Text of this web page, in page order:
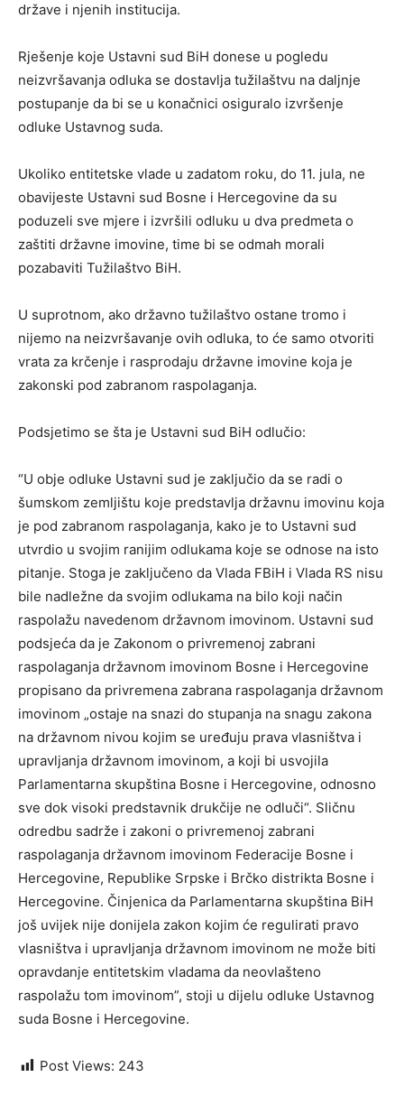
države i njenih institucija.
Rješenje koje Ustavni sud BiH donese u pogledu
neizvršavanja odluka se dostavlja tužilaštvu na daljnje
postupanje da bi se u konačnici osiguralo izvršenje
odluke Ustavnog suda.
Ukoliko entitetske vlade u zadatom roku, do 11. jula, ne
obavijeste Ustavni sud Bosne i Hercegovine da su
poduzeli sve mjere i izvršili odluku u dva predmeta o
zaštiti državne imovine, time bi se odmah morali
pozabaviti Tužilaštvo BiH.
U suprotnom, ako državno tužilaštvo ostane tromo i
nijemo na neizvršavanje ovih odluka, to će samo otvoriti
vrata za krčenje i rasprodaju državne imovine koja je
zakonski pod zabranom raspolaganja.
Podsjetimo se šta je Ustavni sud BiH odlučio:
“U obje odluke Ustavni sud je zaključio da se radi o
šumskom zemljištu koje predstavlja državnu imovinu koja
je pod zabranom raspolaganja, kako je to Ustavni sud
utvrdio u svojim ranijim odlukama koje se odnose na isto
pitanje. Stoga je zaključeno da Vlada FBiH i Vlada RS nisu
bile nadležne da svojim odlukama na bilo koji način
raspolažu navedenom državnom imovinom. Ustavni sud
podsjeća da je Zakonom o privremenoj zabrani
raspolaganja državnom imovinom Bosne i Hercegovine
propisano da privremena zabrana raspolaganja državnom
imovinom „ostaje na snazi do stupanja na snagu zakona
na državnom nivou kojim se uređuju prava vlasništva i
upravljanja državnom imovinom, a koji bi usvojila
Parlamentarna skupština Bosne i Hercegovine, odnosno
sve dok visoki predstavnik drukčije ne odluči“. Sličnu
odredbu sadrže i zakoni o privremenoj zabrani
raspolaganja državnom imovinom Federacije Bosne i
Hercegovine, Republike Srpske i Brčko distrikta Bosne i
Hercegovine. Činjenica da Parlamentarna skupština BiH
još uvijek nije donijela zakon kojim će regulirati pravo
vlasništva i upravljanja državnom imovinom ne može biti
opravdanje entitetskim vladama da neovlašteno
raspolažu tom imovinom”, stoji u dijelu odluke Ustavnog
suda Bosne i Hercegovine.
Post Views: 243